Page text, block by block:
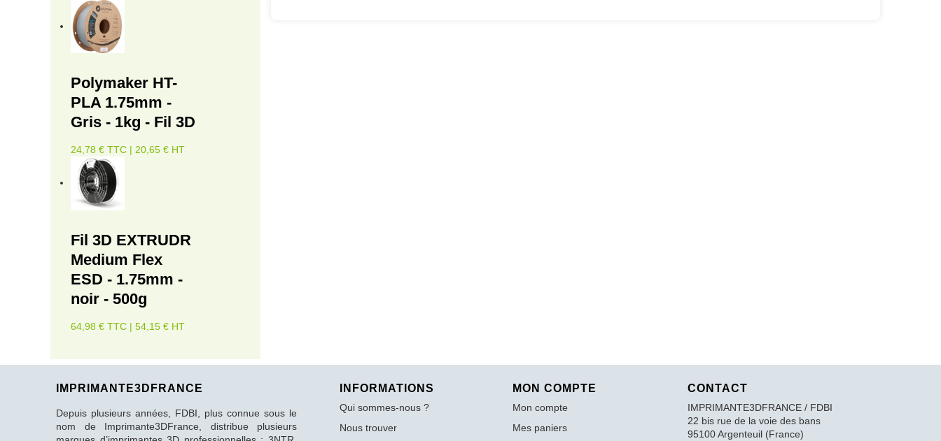
Polymaker HT-
PLA 1.75mm -
Gris - 1kg - Fil 3D
24,78 € TTC | 20,65 € HT
Fil 3D EXTRUDR
Medium Flex
ESD - 1.75mm -
noir - 500g
64,98 € TTC | 54,15 € HT
IMPRIMANTE3DFRANCE
Depuis plusieurs années, FDBI, plus connue sous le
nom de Imprimante3DFrance, distribue plusieurs
INFORMATIONS
Qui sommes-nous ?
Nous trouver
MON COMPTE
Mon compte
Mes paniers
CONTACT
IMPRIMANTE3DFRANCE / FDBI
22 bis rue de la voie des bans
95100 Argenteuil (France)